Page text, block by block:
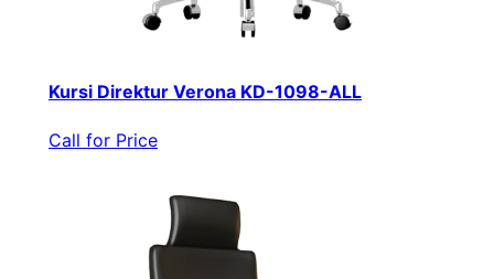
Kursi Direktur Verona KD-1098-ALL
Call for Price